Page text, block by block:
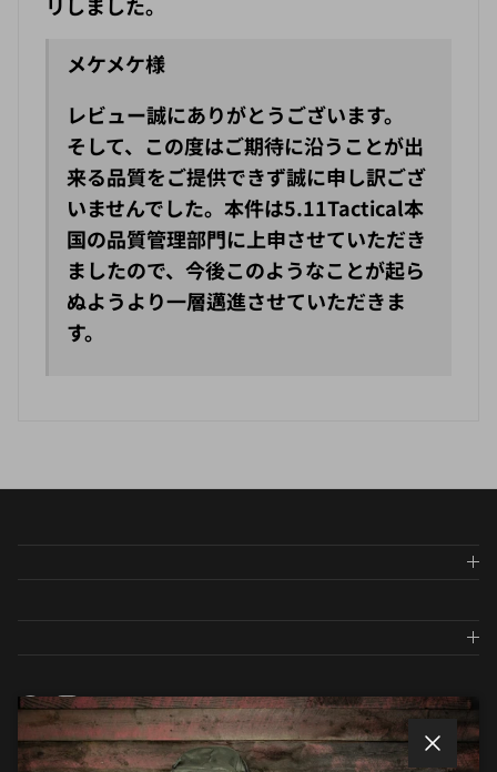
そして、この度はご期待に沿うことが出
来る品質をご提供できず誠に申し訳ござ
いませんでした。本件は5.11Tactical本
国の品質管理部門に上申させていただき
ましたので、今後このようなことが起ら
ぬようより一層邁進させていただきま
す。
Facebook
Instagram
Twitter
メールマガジンに登録しましょう